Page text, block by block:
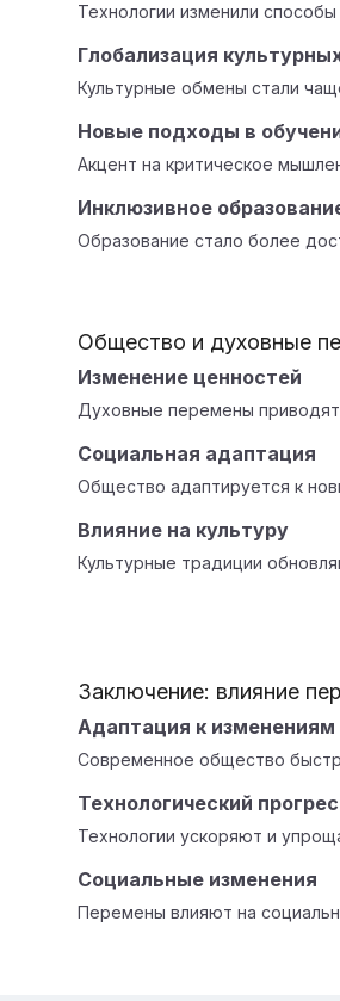
Технологии изменили
Глобализация
Культурные обмены стали
Новые подходы в
Акцент на критическое
Инклюзивное
Образование стало более
Общество и духовные
Изменение ценностей
Духовные перемены
Социальная адаптация
Общество адаптируется к
Влияние на культуру
Культурные традиции
Заключение: влияние
Адаптация к изменениям
Современное общество
Технологический
Технологии ускоряют и
Социальные изменения
Перемены влияют на